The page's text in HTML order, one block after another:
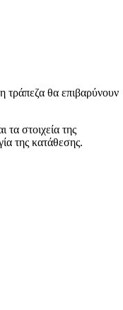
τράπεζα θα επιβαρύνουν
τα στοιχεία της
της κατάθεσης.